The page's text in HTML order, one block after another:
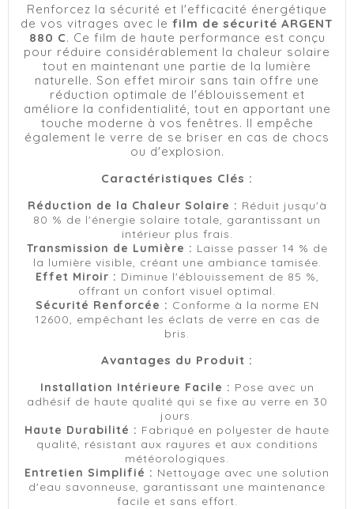
Renforcez la sécurité et l'efficacité énergétique
de vos vitrages avec le film de sécurité ARGENT
880 C. Ce film de haute performance est conçu
pour réduire considérablement la chaleur solaire
tout en maintenant une partie de la lumière
naturelle. Son effet miroir sans tain offre une
réduction optimale de l'éblouissement et
améliore la confidentialité, tout en apportant une
touche moderne à vos fenêtres. Il empêche
également le verre de se briser en cas de chocs
ou d'explosion.
Caractéristiques Clés :
Réduction de la Chaleur Solaire : Réduit jusqu'à
80 % de l'énergie solaire totale, garantissant un
intérieur plus frais.
Transmission de Lumière : Laisse passer 14 % de
la lumière visible, créant une ambiance tamisée.
Effet Miroir : Diminue l'éblouissement de 85 %,
offrant un confort visuel optimal.
Sécurité Renforcée : Conforme à la norme EN
12600, empêchant les éclats de verre en cas de
bris.
Avantages du Produit :
Installation Intérieure Facile : Pose avec un
adhésif de haute qualité qui se fixe au verre en 30
jours.
Haute Durabilité : Fabriqué en polyester de haute
qualité, résistant aux rayures et aux conditions
météorologiques.
Entretien Simplifié : Nettoyage avec une solution
d'eau savonneuse, garantissant une maintenance
facile et sans effort.